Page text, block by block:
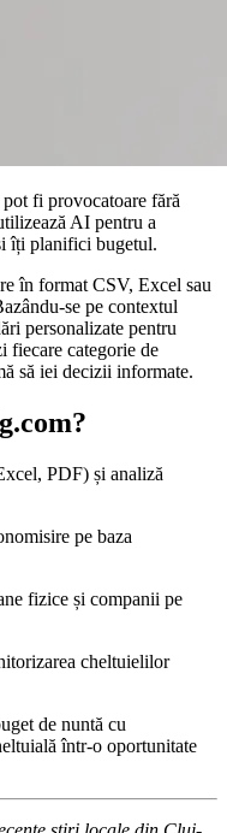
fi provocatoare fără
AI pentru a
îți planifici bugetul.
în format CSV, Excel sau
se pe contextul
personalizate pentru
fiecare categorie de
să iei decizii informate.
PDF) și analiză
pe baza
fizice și companii pe
cheltuielilor
de nuntă cu
într-o oportunitate